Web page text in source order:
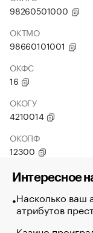
98260501000
ОКТМО
98660101001
ОКФС
16
ОКОГУ
4210014
ОКОПФ
12300
Интересное
Насколько ваш
атрибутов